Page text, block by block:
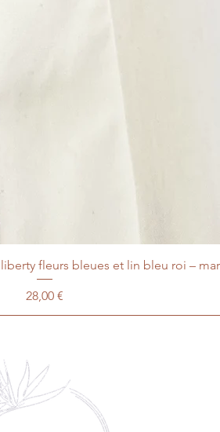
fleurs bleues et lin bleu roi –
Prix
28,00 €